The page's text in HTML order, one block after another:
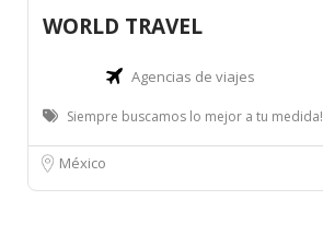
WORLD TRAVEL
Agencias de viajes
Siempre buscamos lo mejor a tu medida!
México